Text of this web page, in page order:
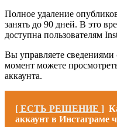
Полное удаление
занять до 90 дней. В это
доступна пользователям
Вы управляете
момент можете
аккаунта.
[ ЕСТЬ РЕШЕНИЕ ]
аккаунт в Инстаграме